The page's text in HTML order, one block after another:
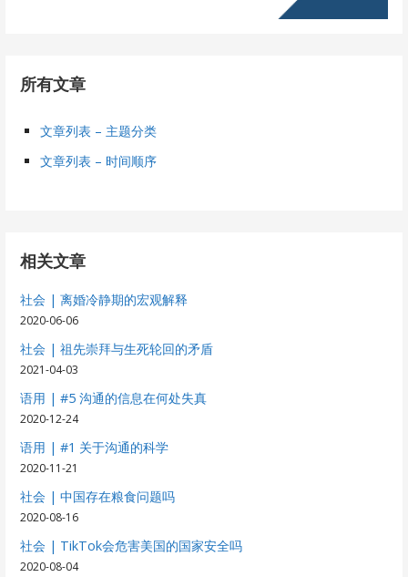
所有文章
文章列表 – 主题分类
文章列表 – 时间顺序
相关文章
社会 | 离婚冷静期的宏观解释
2020-06-06
社会 | 祖先崇拜与生死轮回的矛盾
2021-04-03
语用 | #5 沟通的信息在何处失真
2020-12-24
语用 | #1 关于沟通的科学
2020-11-21
社会 | 中国存在粮食问题吗
2020-08-16
社会 | TikTok会危害美国的国家安全吗
2020-08-04